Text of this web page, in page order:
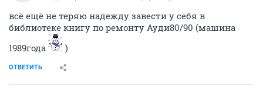
всё ещё не теряю надежду завести у себя в
библиотеке книгу по ремонту Ауди80/90 (машина
1989года
)
ОТВЕТИТЬ